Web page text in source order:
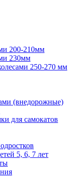
200-210мм
230мм
250-270 мм
(внедорожные)
для самокатов
5, 6, 7 лет